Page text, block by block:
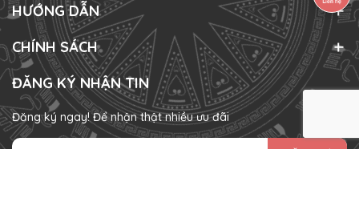
HƯỚNG DẪN
CHÍNH SÁCH
ĐĂNG KÝ NHẬN TIN
Đăng ký ngay! Để nhận thật nhiều ưu đãi
ĐĂNG KÝ